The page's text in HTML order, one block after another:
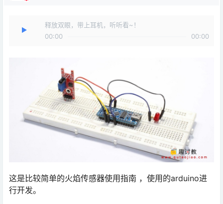
释放双眼，带上耳机，听听看~！
00:00
00:00
这是比较简单的火焰传感器使用指南 ，使用的arduino进
行开发。